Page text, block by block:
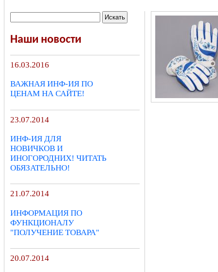
Наши новости
16.03.2016
ВАЖНАЯ ИНФ-ИЯ ПО
ЦЕНАМ НА САЙТЕ!
23.07.2014
ИНФ-ИЯ ДЛЯ
НОВИЧКОВ И
ИНОГОРОДНИХ! ЧИТАТЬ
ОБЯЗАТЕЛЬНО!
21.07.2014
ИНФОРМАЦИЯ ПО
ФУНКЦИОНАЛУ
"ПОЛУЧЕНИЕ ТОВАРА"
20.07.2014